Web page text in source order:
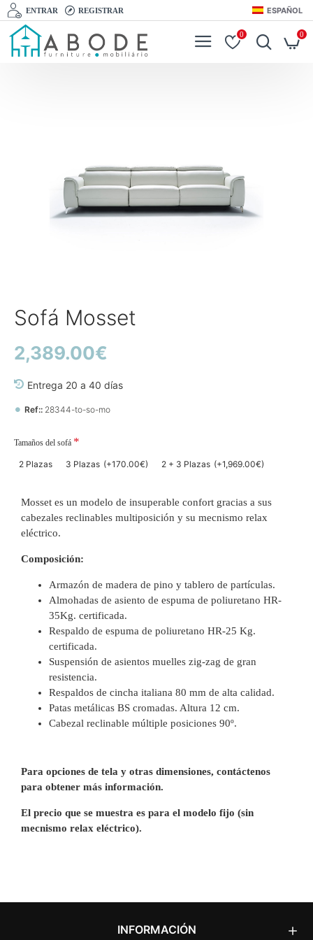
ENTRAR REGISTRAR ESPAÑOL
0 0
Sofá Mosset
Entrega 20 a 40 días
Ref:: 28344-to-so-mo
2,389.00€
Tamaños del sofá
2 Plazas 3 Plazas (+170.00€) 2 + 3 Plazas (+1,969.00€)
Mosset es un modelo de insuperable confort gracias a sus
cabezales reclinables multiposición y su mecnismo relax
eléctrico.
Composición:
Armazón de madera de pino y tablero de partículas.
Almohadas de asiento de espuma de poliuretano HR-
35Kg. certificada.
Respaldo de espuma de poliuretano HR-25 Kg.
certificada.
Suspensión de asientos muelles zig-zag de gran
resistencia.
Respaldos de cincha italiana 80 mm de alta calidad.
Patas metálicas BS cromadas. Altura 12 cm.
Cabezal reclinable múltiple posiciones 90º.
Para opciones de tela y otras dimensiones, contáctenos
para obtener más información.
El precio que se muestra es para el modelo fijo (sin
mecnismo relax eléctrico).
INFORMACIÓN